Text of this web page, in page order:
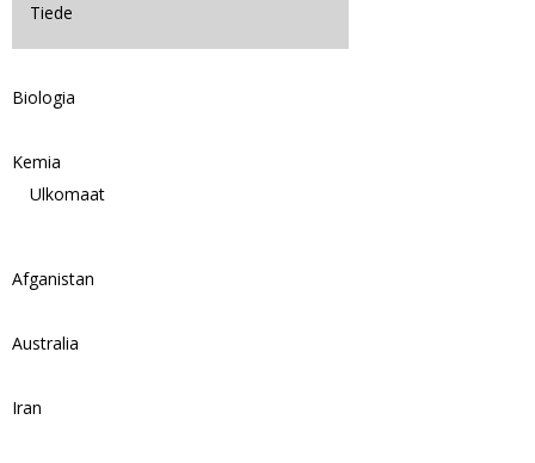
Tiede
Biologia
Kemia
Ulkomaat
Afganistan
Australia
Iran